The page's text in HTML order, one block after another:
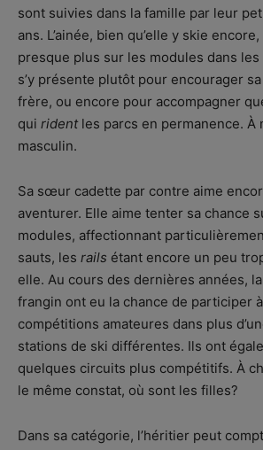
sont suivies dans la famille par leur
ans. L’ainée, bien qu’elle y skie encore,
presque plus sur les modules dans les
s’y présente plutôt pour encourager
frère, ou encore pour accompagner
qui ridentles parcs en permanence. À
masculin.
Sa sœur cadette par contre aime
aventurer. Elle aime tenter sa chance
modules, affectionnant
sauts, les rails étant encore un peu
elle. Au cours des dernières années,
frangin ont eu la chance de participer
compétitions amateures dans plus
stations de ski différentes. Ils ont
quelques circuits plus compétitifs. À
le même constat, où sont les filles?
Dans sa catégorie, l’héritier peut